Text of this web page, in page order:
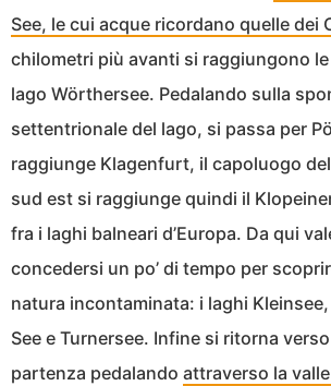
See, le cui acque ricordano quelle dei
chilometri più avanti si raggiungono
lago Wörthersee. Pedalando sulla
settentrionale del lago, si passa per
raggiunge Klagenfurt, il capoluogo
sud est si raggiunge quindi il
fra i laghi balneari d’Europa. Da qui
concedersi un po’ di tempo per
natura incontaminata: i laghi
See e Turnersee. Infine si ritorna
partenza pedalando attraverso la